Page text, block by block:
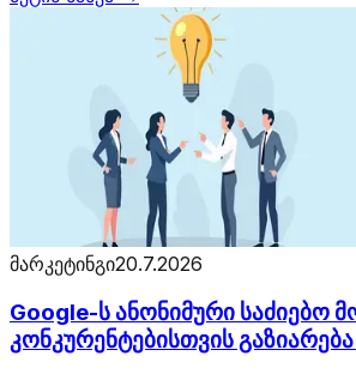
მარკეტინგი20.7.2026
Google-ს ანონიმური საძიებო
კონკურენტებისთვის